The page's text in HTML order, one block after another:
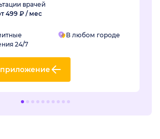
врачей
499 ₽ / мес
24/7
В любом городе
приложение